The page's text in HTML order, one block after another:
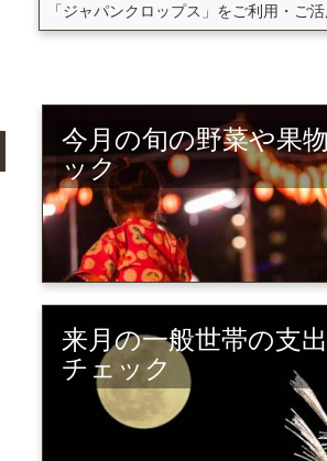
「ジャパンクロップス」をご利用・ご活
今月の旬の野菜や果
ック
来月の一般世帯の支
チェック